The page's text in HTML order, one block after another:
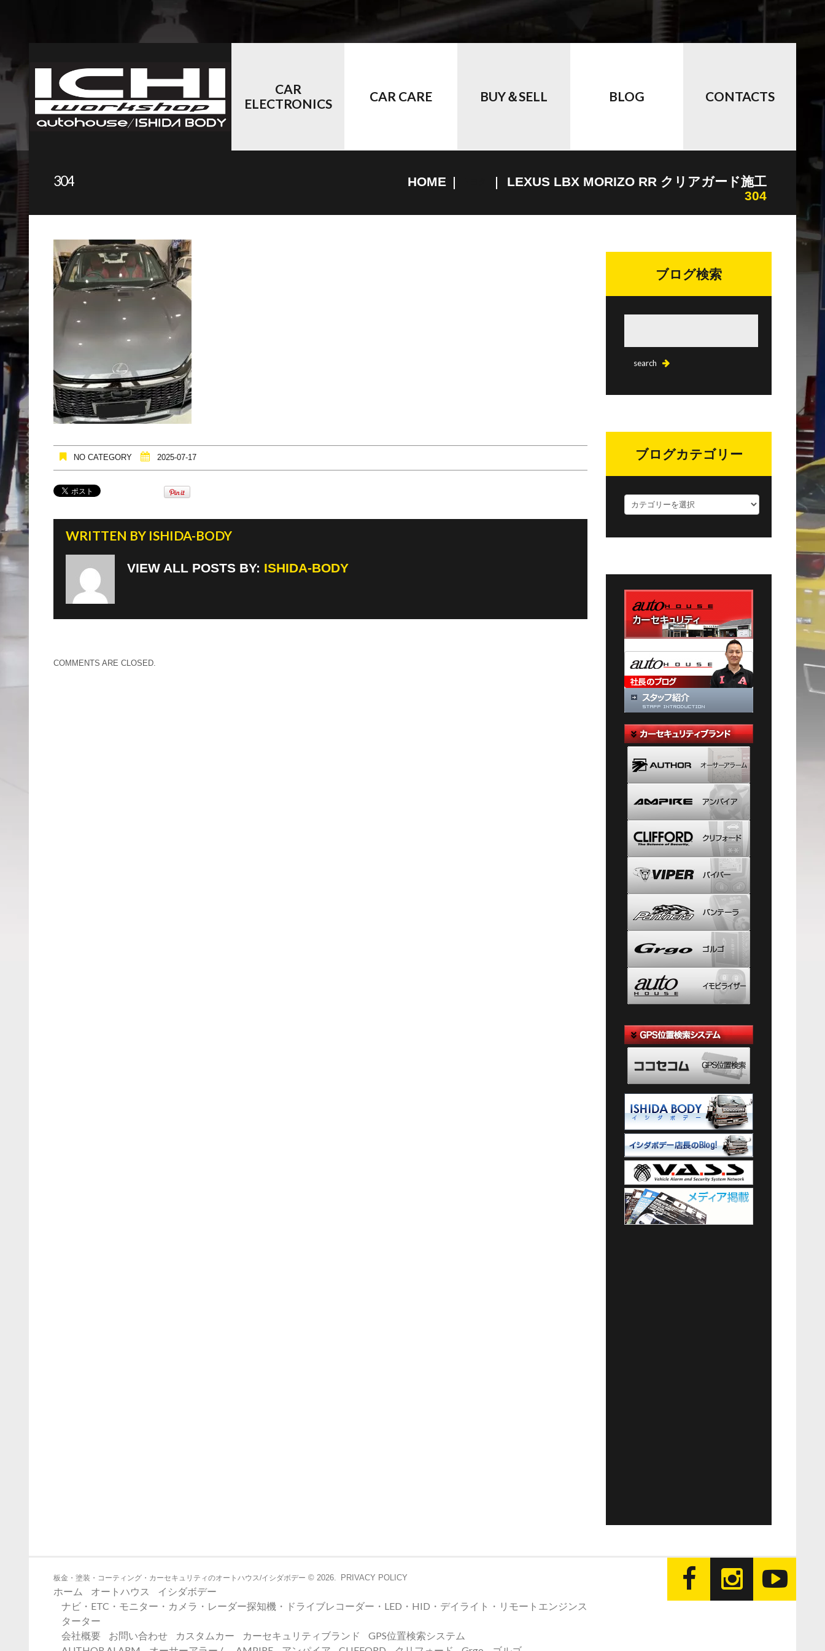
CAR
ELECTRONICS
CAR CARE BUY＆SELL BLOG CONTACTS
304 HOME
LEXUS LBX MORIZO RR クリアガード施工
304
NO CATEGORY 2025-07-17
WRITTEN BY ISHIDA-BODY
VIEW ALL POSTS BY: ISHIDA-BODY
COMMENTS ARE CLOSED.
ブログ検索
ブログカテゴリー
ロ
ー
板金・塗装・コーティング・カーセキュリティのオートハウス/イシダボデー © 2026. PRIVACY POLICY
ホーム オートハウス
イシダボデー
ナビ・ETC・モニター・カメラ・レーダー探知機・ドライブレコーダー・LED・HID・デイライト・リモートエンジンス
ターター
会社概要
お問い合わせ カスタムカー カーセキュリティブランド
GPS位置検索システム